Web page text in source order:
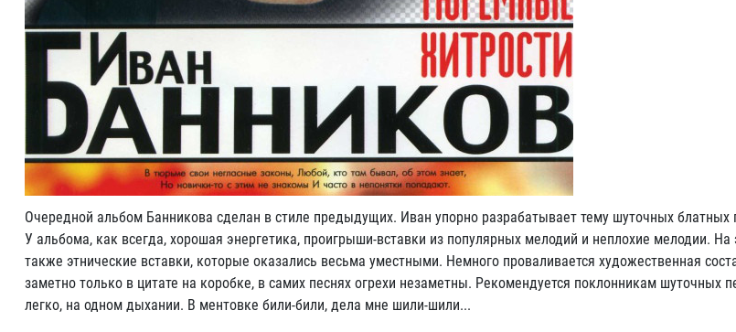
Очередной альбом Банникова сделан в стиле предыдущих. Иван упорно разрабатывает тему шуточных блатных
У альбома, как всегда, хорошая энергетика, проигрыши-вставки из популярных мелодий и неплохие мелодии. На
также этнические вставки, которые оказались весьма уместными. Немного проваливается художественная
заметно только в цитате на коробке, в самих песнях огрехи незаметны. Рекомендуется поклонникам шуточных
легко, на одном дыхании. В ментовке били-били, дела мне шили-шили...